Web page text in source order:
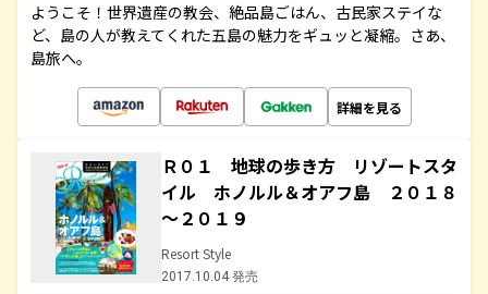
ようこそ！世界遺産の教会、絶品島ごはん、古民家ステイな
ど、島の人が教えてくれた五島の魅力をギュッと凝縮。さあ、
島旅へ。
詳細を見る
Ｒ０１ 地球の歩き方 リゾートスタ
イル ホノルル＆オアフ島 ２０１８
～２０１９
Resort Style
2017.10.04 発売